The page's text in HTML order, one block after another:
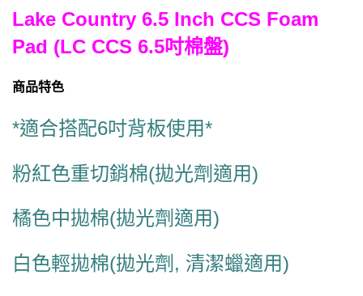
Lake Country 6.5 Inch CCS Foam
Pad (LC CCS 6.5吋棉盤)
商品特色
*適合搭配6吋背板使用*
粉紅色重切銷棉(拋光劑適用)
橘色中拋棉(拋光劑適用)
白色輕拋棉(拋光劑, 清潔蠟適用)